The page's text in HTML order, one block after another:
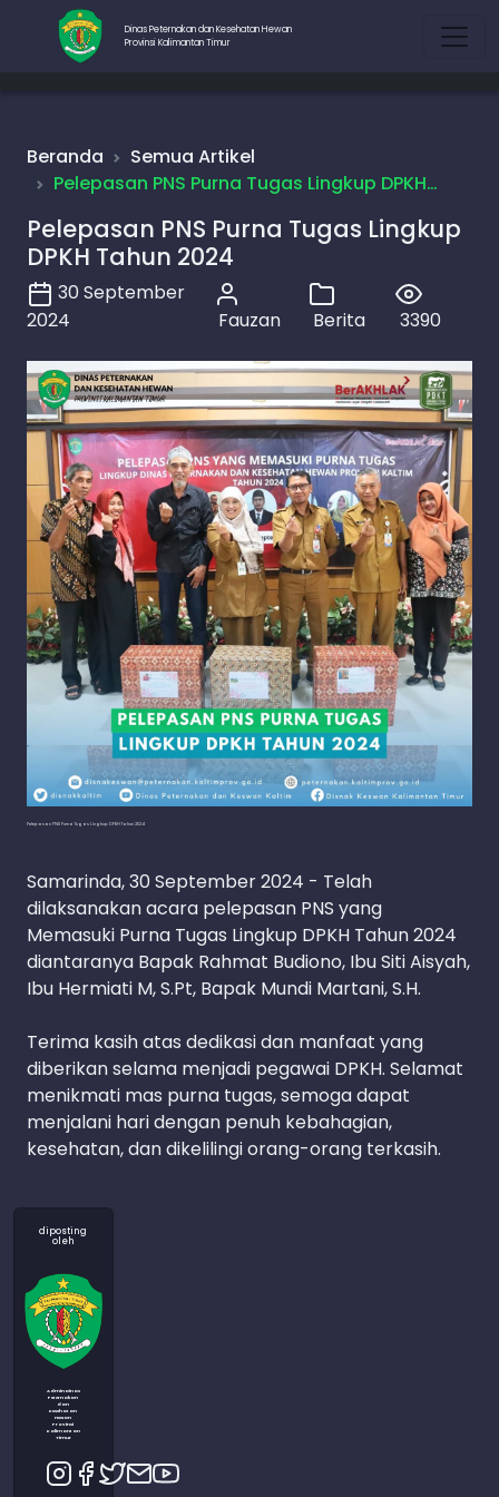
Dinas Peternakan dan Kesehatan Hewan
Provinsi Kalimantan Timur
Beranda
Semua Artikel
Pelepasan PNS Purna Tugas Lingkup DPKH…
Pelepasan PNS Purna Tugas Lingkup
DPKH Tahun 2024
30 September
2024
Fauzan Berita 3390
Pelepasan PNS Purna Tugas Lingkup DPKH Tahun 2024
Samarinda, 30 September 2024 - Telah
dilaksanakan acara pelepasan PNS yang
Memasuki Purna Tugas Lingkup DPKH Tahun 2024
diantaranya Bapak Rahmat Budiono, Ibu Siti Aisyah,
Ibu Hermiati M, S.Pt, Bapak Mundi Martani, S.H.
Terima kasih atas dedikasi dan manfaat yang
diberikan selama menjadi pegawai DPKH. Selamat
menikmati mas purna tugas, semoga dapat
menjalani hari dengan penuh kebahagian,
kesehatan, dan dikelilingi orang-orang terkasih.
diposting
oleh
Admin Dinas
Peternakan
dan
Kesehatan
Hewan
Provinsi
Kalimantan
Timur